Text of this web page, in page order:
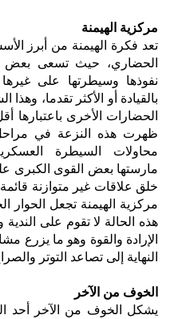
مركزية الهيمنة
تعد فكرة الهيمنة من أبرز
الحضاري، حيث تسعى بعض
نفوذها وسيطرتها على غيرها
بالقيادة أو الأكثر تقدما،
الحضارات الأخرى باعتبارها
ظهرت هذه النزعة في
محاولات السيطرة
مارستها بعض القوى الكبرى
خلق علاقات غير متوازنة
مركزية الهيمنة تجعل الحوار
هذه الحالة لا تقوم على
الإرادة والقوة وهو ما يزرع
النهاية إلى تصاعد التوتر
الخوف من الآخر
يشكل الخوف من الآخر أحد